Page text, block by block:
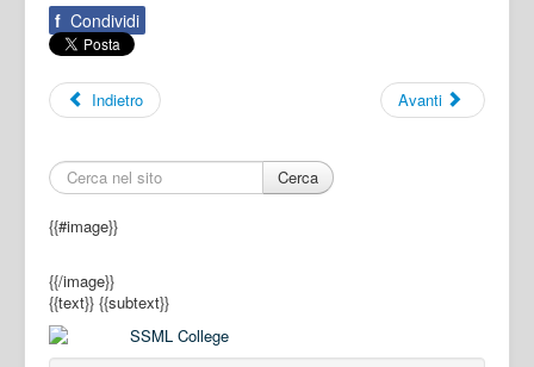
f Condividi
Indietro Avanti
Cerca
{{#image}}
{{/image}}
{{text}} {{subtext}}